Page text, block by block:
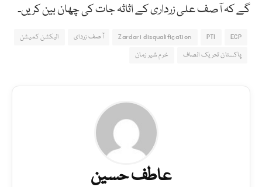
گے کہ آصف علی زرداری کے اثاثہ جات کی چھان بین کریں۔
ECP
PTI
Zardari disqualification آصف زردای
الیکشن کمیشن
پاکستان تحریک انصاف
خرم شیر زمان
عاطف حسین